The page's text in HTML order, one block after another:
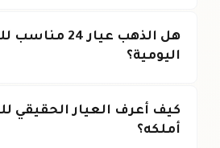
هل الذهب عيار
اليومية؟
كيف أعرف العيار الحقيقي
أملكه؟